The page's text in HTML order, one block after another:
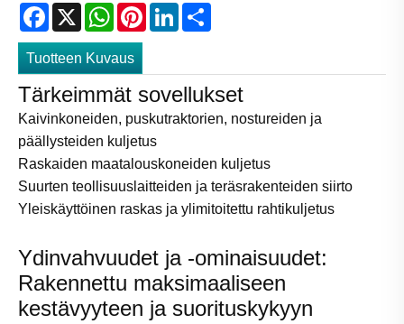
Facebook
X WhatsApp
PinterestLinkedIn
Tuotteen Kuvaus
Tärkeimmät sovellukset
Kaivinkoneiden, puskutraktorien, nostureiden ja
päällysteiden kuljetus
Raskaiden maatalouskoneiden kuljetus
Suurten teollisuuslaitteiden ja teräsrakenteiden siirto
Yleiskäyttöinen raskas ja ylimitoitettu rahtikuljetus
Ydinvahvuudet ja -ominaisuudet:
Rakennettu maksimaaliseen
kestävyyteen ja suorituskykyyn